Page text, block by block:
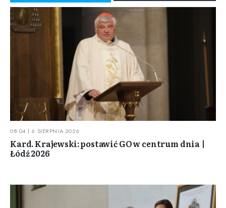
08:04 | 6 SIERPNIA 2026
Kard. Krajewski: postawić GO w centrum dnia |
Łódź 2026